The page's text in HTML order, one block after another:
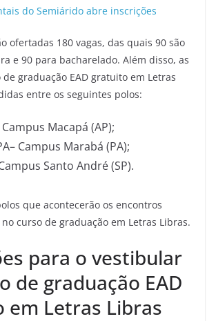
do Semiárido abre inscrições
ofertadas 180 vagas, das quais 90 são
e 90 para bacharelado. Além disso, as
de graduação EAD gratuito em Letras
entre os seguintes polos:
Campus Macapá (AP);
Campus Marabá (PA);
Santo André (SP).
que acontecerão os encontros
curso de graduação em Letras Libras.
para o vestibular
de graduação EAD
em Letras Libras